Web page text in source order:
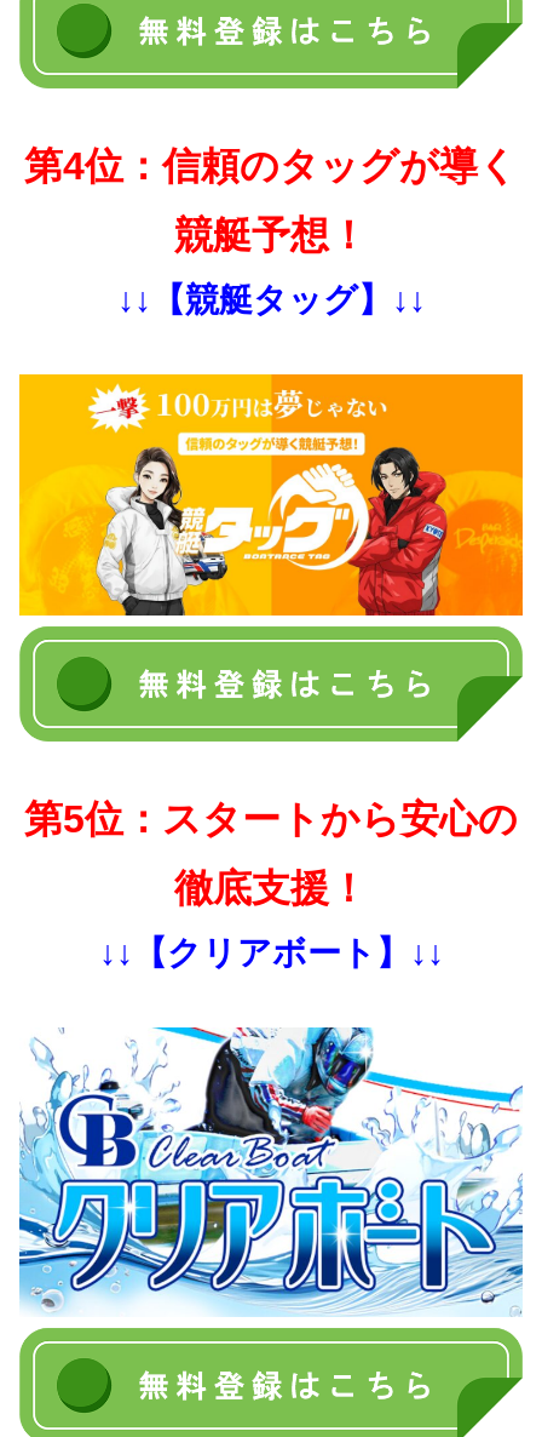
第4位：信頼のタッグが導く
競艇予想！
↓↓【競艇タッグ】↓↓
第5位：スタートから安心の
徹底支援！
↓↓【クリアボート】↓↓